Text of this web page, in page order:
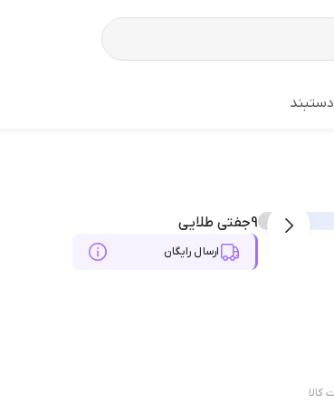
دستبند
9جفتی طلایی
ارسال رایگان